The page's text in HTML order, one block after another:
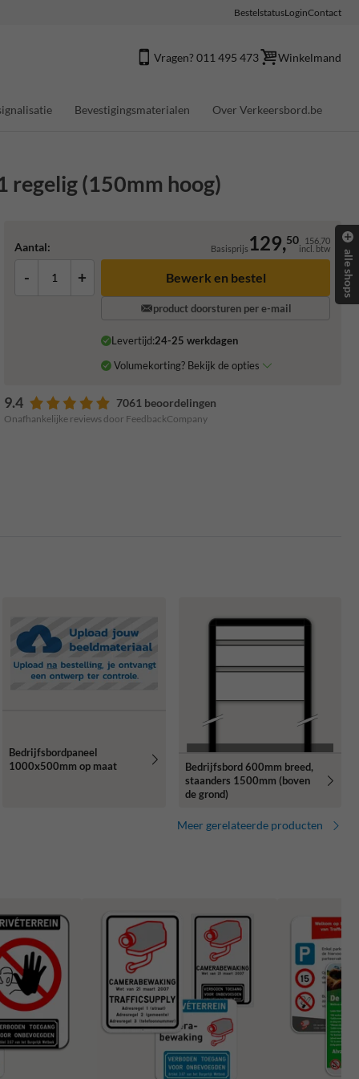
BestelstatusLoginContact
Vragen? 011 495 473 Winkelmand
Bevestigingsmaterialen Over Verkeersbord.be
regelig (150mm hoog)
Aantal: Basisprijs 129,50 156,70
incl. btw
- +
product doorsturen per e-mail
Levertijd:24-25 werkdagen
Volumekorting? Bekijk de opties
9.4 7061 beoordelingen
Onafhankelijke reviews door FeedbackCompany
Bedrijfsbordpaneel
1000x500mm op maat
Bedrijfsbord 600mm breed,
staanders 1500mm (boven
de grond)
Meer gerelateerde producten
alle shops